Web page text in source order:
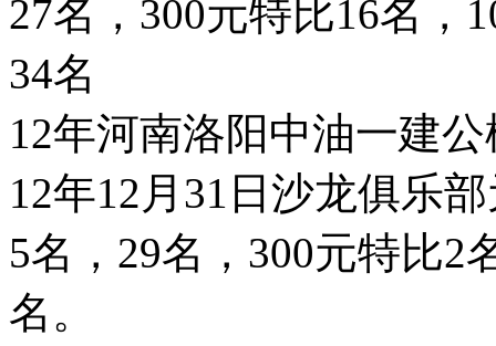
27名，300元特比16名，
34名
12年河南洛阳中油一建
12年12月31日沙龙俱乐
5名，29名，300元特比2
名。